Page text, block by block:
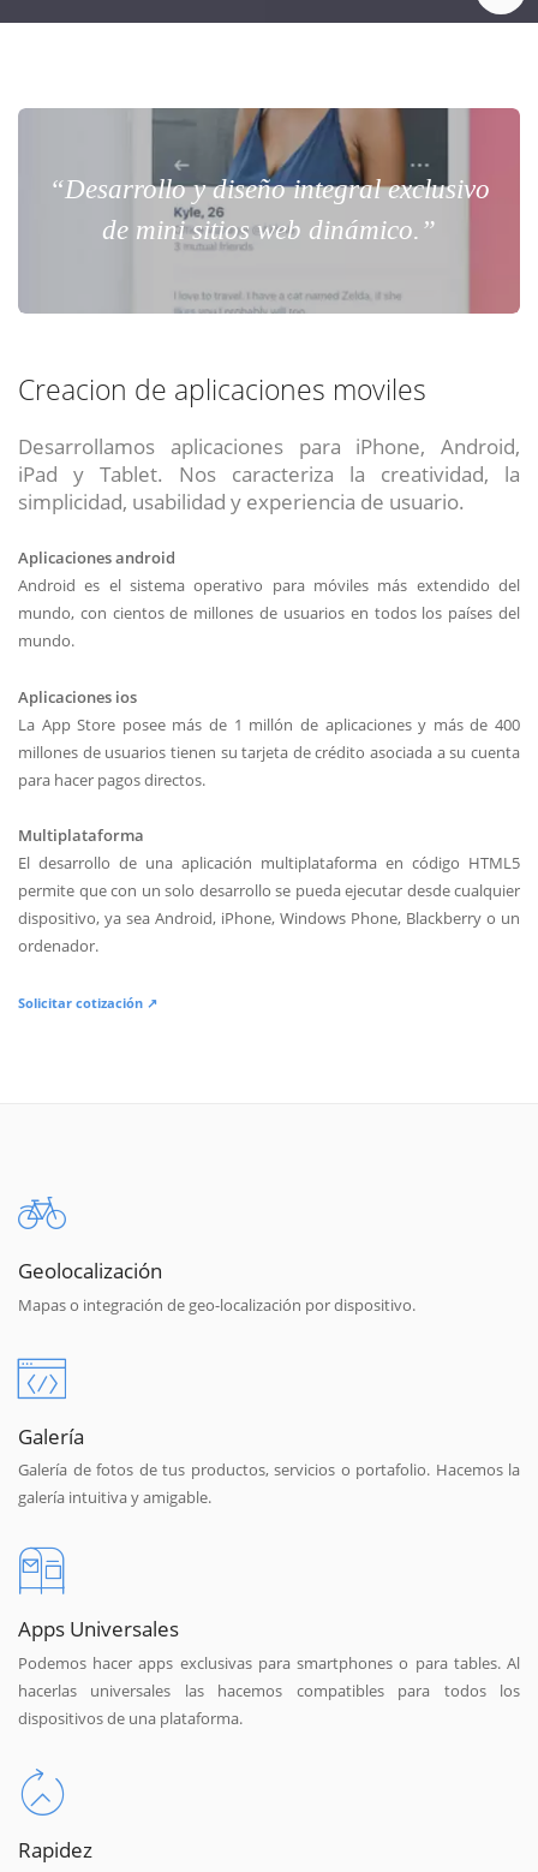
“Desarrollo y diseño integral exclusivo
de mini sitios web dinámico.”
Creacion de aplicaciones moviles
Desarrollamos aplicaciones para iPhone, Android,
iPad y Tablet. Nos caracteriza la creatividad, la
simplicidad, usabilidad y experiencia de usuario.
Aplicaciones android
Android es el sistema operativo para móviles más extendido del
mundo, con cientos de millones de usuarios en todos los países del
mundo.
Aplicaciones ios
La App Store posee más de 1 millón de aplicaciones y más de 400
millones de usuarios tienen su tarjeta de crédito asociada a su cuenta
para hacer pagos directos.
Multiplataforma
El desarrollo de una aplicación multiplataforma en código HTML5
permite que con un solo desarrollo se pueda ejecutar desde cualquier
dispositivo, ya sea Android, iPhone, Windows Phone, Blackberry o un
ordenador.
Solicitar cotización ↗
Geolocalización
Mapas o integración de geo-localización por dispositivo.
Galería
Galería de fotos de tus productos, servicios o portafolio. Hacemos la
galería intuitiva y amigable.
Apps Universales
Podemos hacer apps exclusivas para smartphones o para tables. Al
hacerlas universales las hacemos compatibles para todos los
dispositivos de una plataforma.
Rapidez